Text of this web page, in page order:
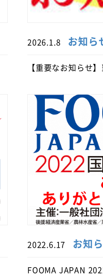
2026.1.8 お知ら
【重要なお知らせ
2022.6.17 お知
FOOMA JAPAN